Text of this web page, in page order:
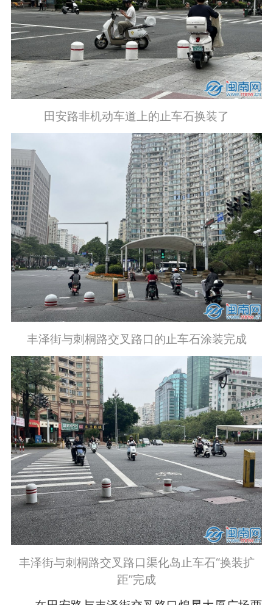
田安路非机动车道上的止车石换装了
丰泽街与刺桐路交叉路口的止车石涂装完成
丰泽街与刺桐路交叉路口渠化岛止车石“换装扩
距”完成